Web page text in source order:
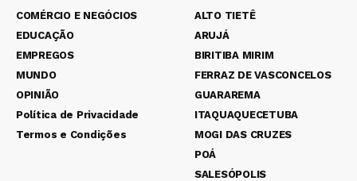
COMÉRCIO E NEGÓCIOS
EDUCAÇÃO
EMPREGOS
MUNDO
OPINIÃO
Política de Privacidade
Termos e Condições
ALTO TIETÊ
ARUJÁ
BIRITIBA MIRIM
FERRAZ DE VASCONCELOS
GUARAREMA
ITAQUAQUECETUBA
MOGI DAS CRUZES
POÁ
SALESÓPOLIS